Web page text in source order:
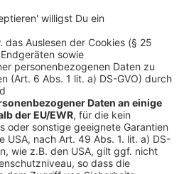
zwischen Duisburg und
Strecken fallen alle Züge aus.
Duisburg nach Düsseldorf
der S1. Die Sperrungen
auf gut